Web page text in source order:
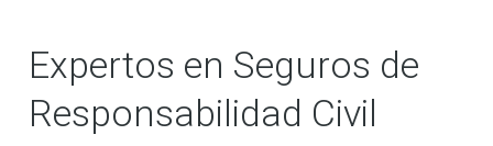
Expertos en Seguros de
Responsabilidad Civil